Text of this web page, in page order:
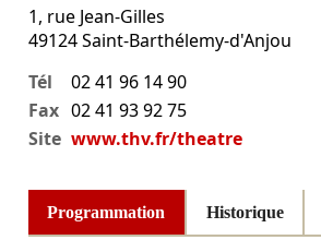
1, rue Jean-Gilles
49124 Saint-Barthélemy-d'Anjou
Tél
02 41 96 14 90
Fax 02 41 93 92 75
Site www.thv.fr/theatre
Programmation Historique